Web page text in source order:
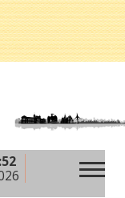
»
У Кременчуці
накинувся на